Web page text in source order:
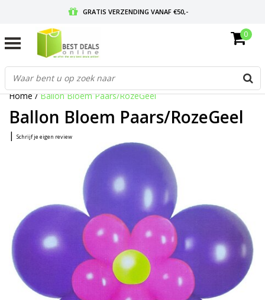
GRATIS VERZENDING VANAF €50,-
GRATIS RETOURNEREN EN 30 DAGEN BEDENKTIJD
0
Home/Ballon Bloem Paars/RozeGeel
Ballon Bloem Paars/RozeGeel
| Schrijf je eigen review